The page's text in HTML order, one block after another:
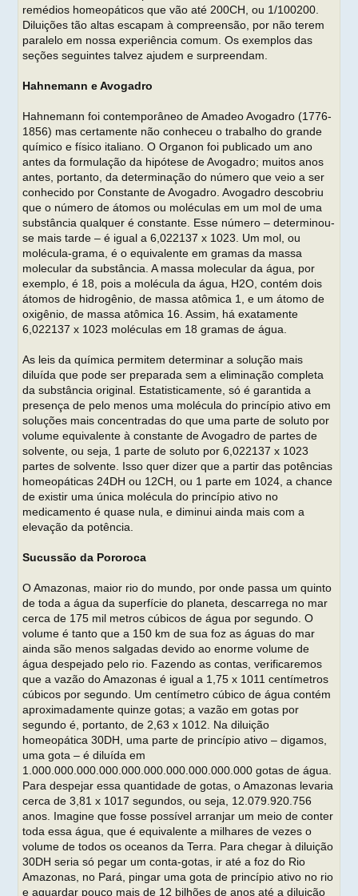
remédios homeopáticos que vão até 200CH, ou 1/100200.
Diluições tão altas escapam à compreensão, por não terem
paralelo em nossa experiência comum. Os exemplos das
seções seguintes talvez ajudem e surpreendam.
Hahnemann e Avogadro
Hahnemann foi contemporâneo de Amadeo Avogadro (1776-
1856) mas certamente não conheceu o trabalho do grande
químico e físico italiano. O Organon foi publicado um ano
antes da formulação da hipótese de Avogadro; muitos anos
antes, portanto, da determinação do número que veio a ser
conhecido por Constante de Avogadro. Avogadro descobriu
que o número de átomos ou moléculas em um mol de uma
substância qualquer é constante. Esse número – determinou-
se mais tarde – é igual a 6,022137 x 1023. Um mol, ou
molécula-grama, é o equivalente em gramas da massa
molecular da substância. A massa molecular da água, por
exemplo, é 18, pois a molécula da água, H2O, contém dois
átomos de hidrogênio, de massa atômica 1, e um átomo de
oxigênio, de massa atômica 16. Assim, há exatamente
6,022137 x 1023 moléculas em 18 gramas de água.
As leis da química permitem determinar a solução mais
diluída que pode ser preparada sem a eliminação completa
da substância original. Estatisticamente, só é garantida a
presença de pelo menos uma molécula do princípio ativo em
soluções mais concentradas do que uma parte de soluto por
volume equivalente à constante de Avogadro de partes de
solvente, ou seja, 1 parte de soluto por 6,022137 x 1023
partes de solvente. Isso quer dizer que a partir das potências
homeopáticas 24DH ou 12CH, ou 1 parte em 1024, a chance
de existir uma única molécula do princípio ativo no
medicamento é quase nula, e diminui ainda mais com a
elevação da potência.
Sucussão da Pororoca
O Amazonas, maior rio do mundo, por onde passa um quinto
de toda a água da superfície do planeta, descarrega no mar
cerca de 175 mil metros cúbicos de água por segundo. O
volume é tanto que a 150 km de sua foz as águas do mar
ainda são menos salgadas devido ao enorme volume de
água despejado pelo rio. Fazendo as contas, verificaremos
que a vazão do Amazonas é igual a 1,75 x 1011 centímetros
cúbicos por segundo. Um centímetro cúbico de água contém
aproximadamente quinze gotas; a vazão em gotas por
segundo é, portanto, de 2,63 x 1012. Na diluição
homeopática 30DH, uma parte de princípio ativo – digamos,
uma gota – é diluída em
1.000.000.000.000.000.000.000.000.000.000 gotas de água.
Para despejar essa quantidade de gotas, o Amazonas levaria
cerca de 3,81 x 1017 segundos, ou seja, 12.079.920.756
anos. Imagine que fosse possível arranjar um meio de conter
toda essa água, que é equivalente a milhares de vezes o
volume de todos os oceanos da Terra. Para chegar à diluição
30DH seria só pegar um conta-gotas, ir até a foz do Rio
Amazonas, no Pará, pingar uma gota de princípio ativo no rio
e aguardar pouco mais de 12 bilhões de anos até a diluição